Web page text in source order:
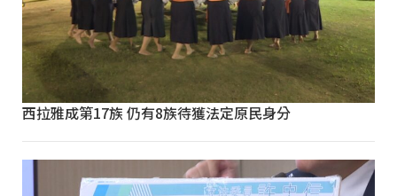
西拉雅成第17族 仍有8族待獲法定原民身分